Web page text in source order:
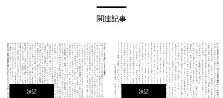
関連記事
法話 法話